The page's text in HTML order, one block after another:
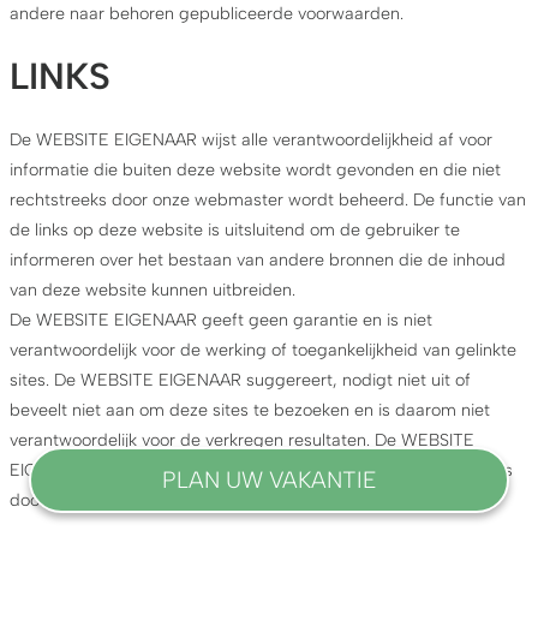
andere naar behoren gepubliceerde voorwaarden.
LINKS
De WEBSITE EIGENAAR wijst alle verantwoordelijkheid af voor
informatie die buiten deze website wordt gevonden en die niet
rechtstreeks door onze webmaster wordt beheerd. De functie van
de links op deze website is uitsluitend om de gebruiker te
informeren over het bestaan van andere bronnen die de inhoud
van deze website kunnen uitbreiden.
De WEBSITE EIGENAAR geeft geen garantie en is niet
verantwoordelijk voor de werking of toegankelijkheid van gelinkte
sites. De WEBSITE EIGENAAR suggereert, nodigt niet uit of
beveelt niet aan om deze sites te bezoeken en is daarom niet
verantwoordelijk voor de verkregen resultaten. De WEBSITE
EIGENAAR is niet verantwoordelijk voor de creatie van hyperlinks
door derden.
PLAN UW VAKANTIE